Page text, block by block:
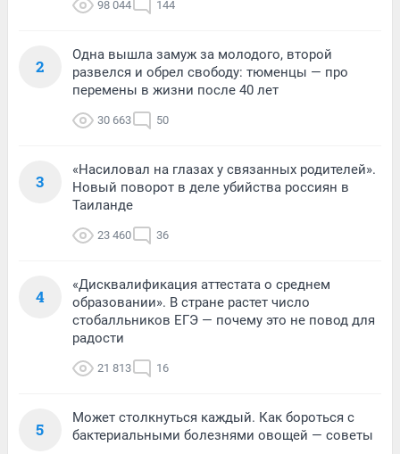
98 044 144
2
Одна вышла замуж за молодого, второй
развелся и обрел свободу: тюменцы — про
перемены в жизни после 40 лет
30 663 50
3
«Насиловал на глазах у связанных родителей».
Новый поворот в деле убийства россиян в
Таиланде
23 460 36
4
«Дисквалификация аттестата о среднем
образовании». В стране растет число
стобалльников ЕГЭ — почему это не повод для
радости
21 813 16
5
Может столкнуться каждый. Как бороться с
бактериальными болезнями овощей — советы